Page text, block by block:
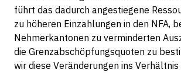
führt das dadurch angestiegene
zu höheren Einzahlungen in den NFA,
Nehmerkantonen zu verminderten
die Grenzabschöpfungsquoten zu
wir diese Veränderungen ins Verhältnis